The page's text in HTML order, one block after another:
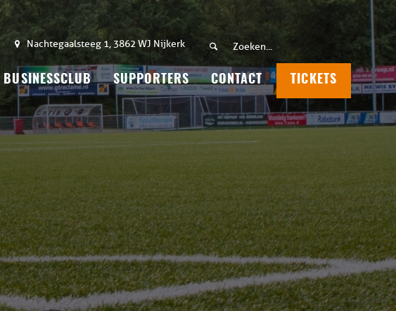
Nachtegaalsteeg 1, 3862 WJ Nijkerk
BUSINESSCLUB SUPPORTERS CONTACT TICKETS